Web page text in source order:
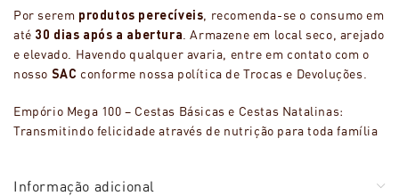
Por serem produtos perecíveis, recomenda-se o consumo em
até 30 dias após a abertura . Armazene em local seco, arejado
e elevado. Havendo qualquer avaria, entre em contato com o
nosso SAC conforme nossa política de Trocas e Devoluções.
Empório Mega 100 – Cestas Básicas e Cestas Natalinas:
Transmitindo felicidade através de nutrição para toda família
Informação adicional